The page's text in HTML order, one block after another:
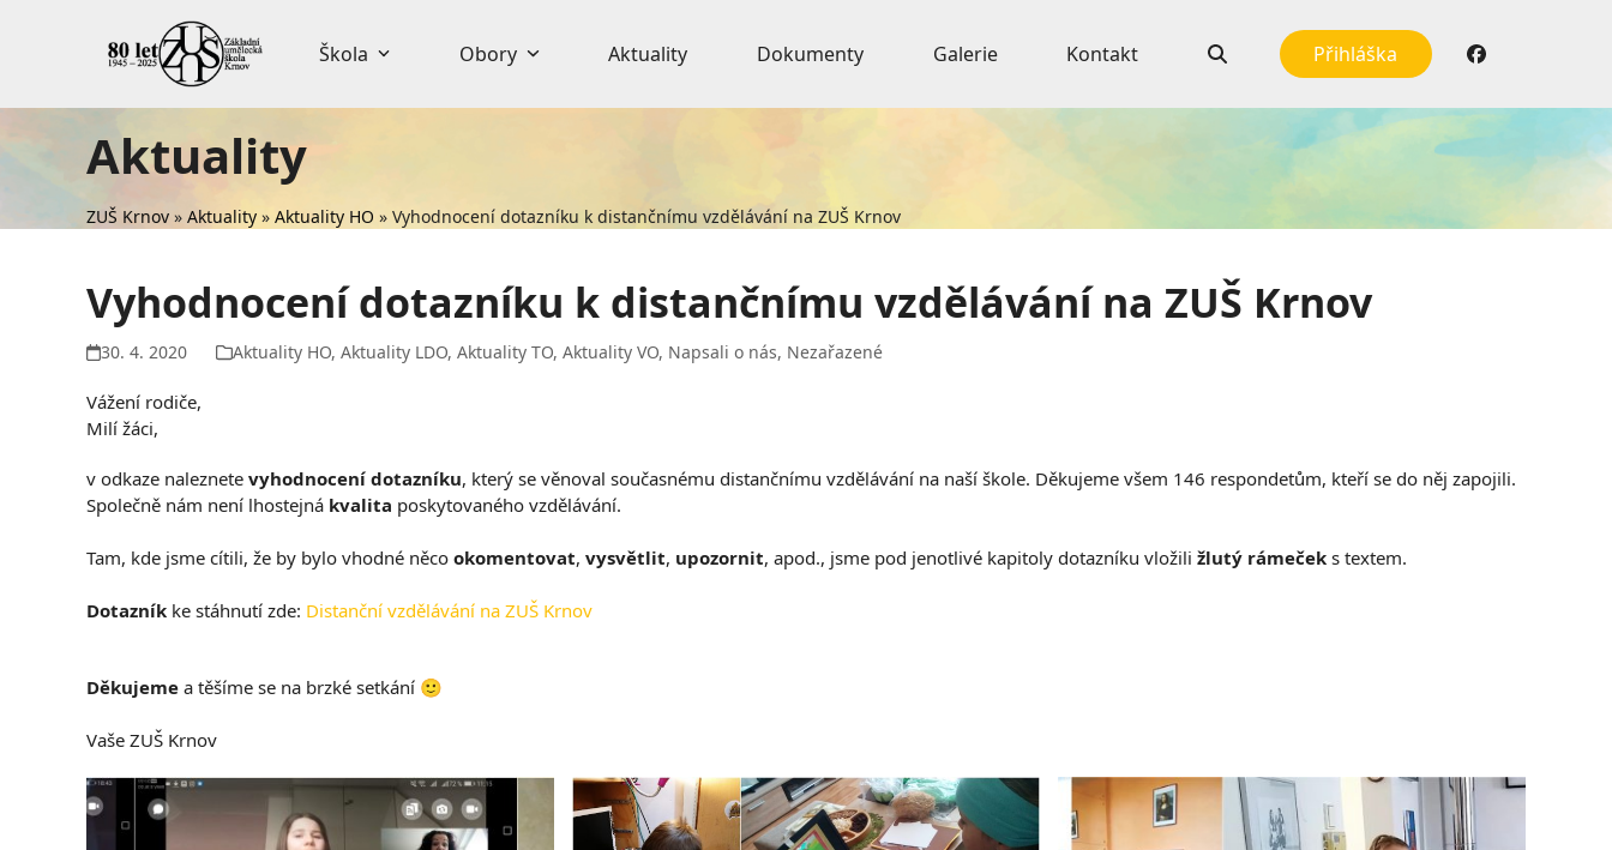
Škola Obory Aktuality Dokumenty Galerie Kontakt Přihláška
Aktuality
ZUŠ Krnov » Aktuality » Aktuality HO » Vyhodnocení dotazníku k distančnímu vzdělávání na ZUŠ Krnov
Vyhodnocení dotazníku k distančnímu vzdělávání na ZUŠ Krnov
30. 4. 2020 Aktuality HO,Aktuality LDO,Aktuality TO,Aktuality VO, Napsali o nás, Nezařazené
Vážení rodiče,
Milí žáci,
v odkaze naleznete vyhodnocení dotazníku, který se věnoval současnému distančnímu vzdělávání na naší škole. Děkujeme všem 146 respondetům, kteří se do něj zapojili.
Společně nám není lhostejná kvalita poskytovaného vzdělávání.
Tam, kde jsme cítili, že by bylo vhodné něco okomentovat, vysvětlit, upozornit, apod., jsme pod jenotlivé kapitoly dotazníku vložili žlutý rámeček s textem.
Dotazník ke stáhnutí zde: Distanční vzdělávání na ZUŠ Krnov
Děkujeme a těšíme se na brzké setkání 🙂
Vaše ZUŠ Krnov